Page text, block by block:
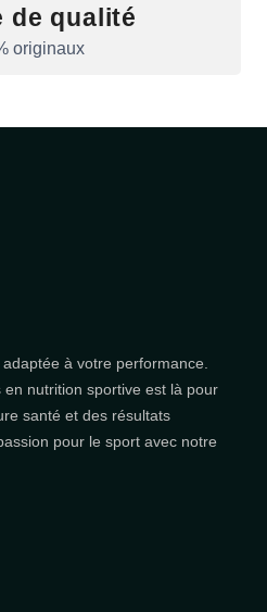
de qualité
originaux
à votre performance.
nutrition sportive est là pour
santé et des résultats
pour le sport avec notre